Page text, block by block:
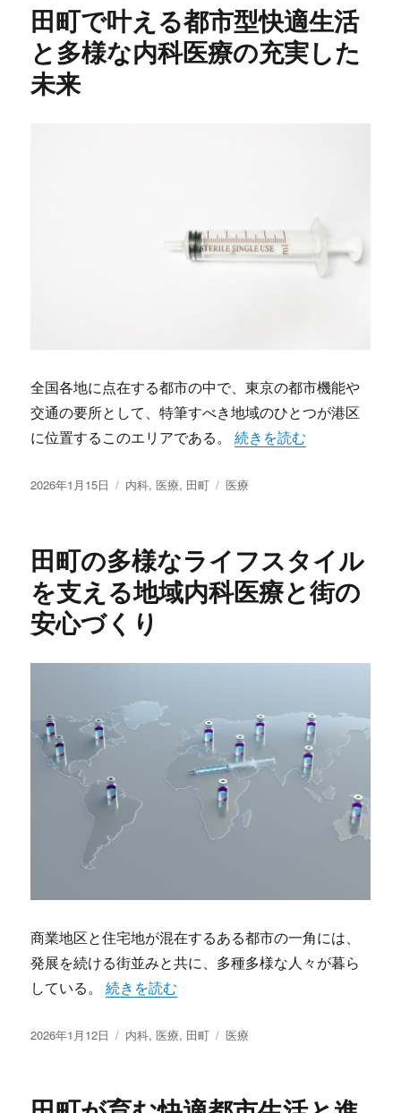
ー
田町で叶える都市型快適生活
と多様な内科医療の充実した
未来
全国各地に点在する都市の中で、東京の都市機能や
交通の要所として、特筆すべき地域のひとつが港区
に位置するこのエリアである。“田町で叶える都市型快
続きを読む
投
2026年1月15日
カ
ー
内科,医療, 田町
タ
医療
田町の多様なライフスタイル
を支える地域内科医療と街の
安心づくり
商業地区と住宅地が混在するある都市の一角には、
発展を続ける街並みと共に、多種多様な人々が暮ら
している。“田町の多様なライフスタイルを支える地域
続きを読む
投
2026年1月12日
カ
ー
内科,医療, 田町
タ
医療